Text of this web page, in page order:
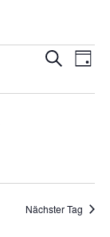
Suche
Tag
Nächster Tag